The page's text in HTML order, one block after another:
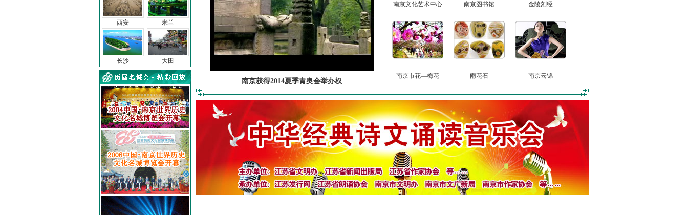
西安
长沙
米兰
大田
南京文化艺术中心 南京图书馆 金陵刻经
南京市花—梅花 雨花石 南京云锦
南京获得2014夏季青奥会举办权